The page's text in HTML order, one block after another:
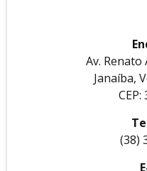
Av. Renato
Janaíba,
CEP:
(38)